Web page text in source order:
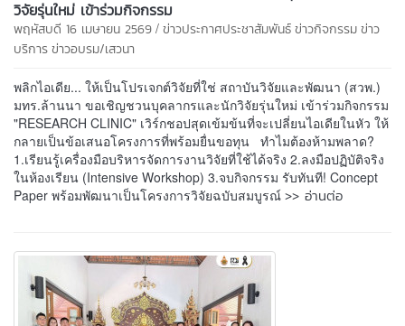
วิจัยรุ่นใหม่ เข้าร่วมกิจกรรม
พฤหัสบดี 16 เมษายน 2569 / ข่าวประกาศประชาสัมพันธ์ข่าวกิจกรรมข่าว
บริการข่าวอบรม/เสวนา
พลิกไอเดีย... ให้เป็นโปรเจกต์วิจัยที่ใช่ สถาบันวิจัยและพัฒนา (สวพ.)
มทร.ล้านนา ขอเชิญชวนบุคลากรและนักวิจัยรุ่นใหม่ เข้าร่วมกิจกรรม
"RESEARCH CLINIC" เวิร์กชอปสุดเข้มข้นที่จะเปลี่ยนไอเดียในหัว ให้
กลายเป็นข้อเสนอโครงการที่พร้อมยื่นขอทุน ทำไมต้องห้ามพลาด?
1.เรียนรู้เครื่องมือบริหารจัดการงานวิจัยที่ใช้ได้จริง 2.ลงมือปฏิบัติจริง
ในห้องเรียน (Intensive Workshop) 3.จบกิจกรรม รับทันที! Concept
Paper พร้อมพัฒนาเป็นโครงการวิจัยฉบับสมบูรณ์ >> อ่านต่อ